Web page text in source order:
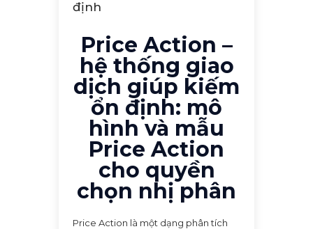
định
Price Action –
hệ thống giao
dịch giúp kiếm
ổn định: mô
hình và mẫu
Price Action
cho quyền
chọn nhị phân
Price Action là một dạng phân tích